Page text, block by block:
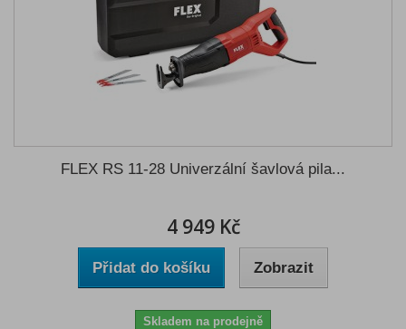
FLEX RS 11-28 Univerzální šavlová pila...
4 949 Kč
Přidat do košíku Zobrazit
Skladem na prodejně